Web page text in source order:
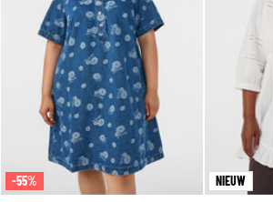
-55% NIEUW